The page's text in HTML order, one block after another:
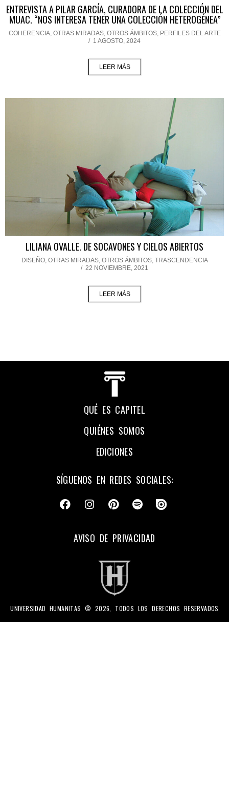
ENTREVISTA A PILAR GARCÍA, CURADORA DE LA COLECCIÓN DEL
MUAC. “NOS INTERESA TENER UNA COLECCIÓN HETEROGÉNEA”
COHERENCIA, OTRAS MIRADAS, OTROS ÁMBITOS, PERFILES DEL ARTE
/ 1 AGOSTO, 2024
LEER MÁS
LILIANA OVALLE. DE SOCAVONES Y CIELOS ABIERTOS
DISEÑO, OTRAS MIRADAS, OTROS ÁMBITOS, TRASCENDENCIA
/ 22 NOVIEMBRE, 2021
LEER MÁS
QUÉ ES CAPITEL
QUIÉNES SOMOS
EDICIONES
SÍGUENOS EN REDES SOCIALES:
AVISO DE PRIVACIDAD
UNIVERSIDAD HUMANITAS © 2026, TODOS LOS DERECHOS RESERVADOS